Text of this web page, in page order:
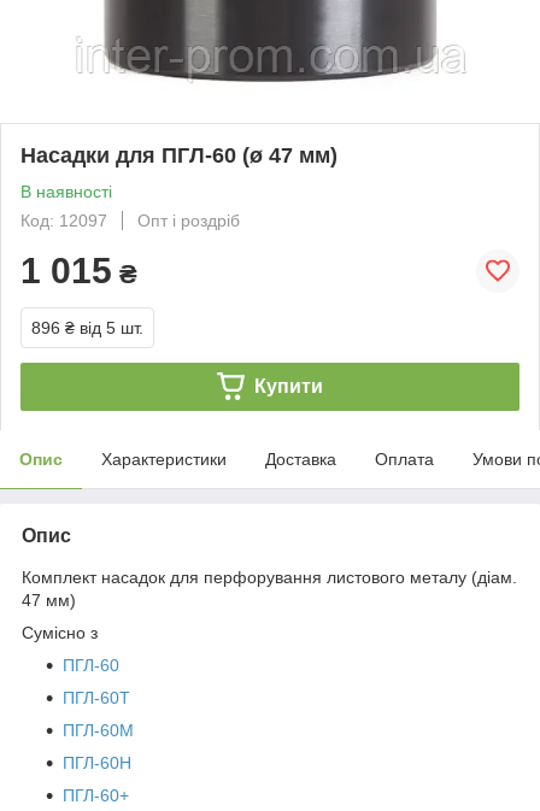
Насадки для ПГЛ-60 (ø 47 мм)
В наявності
Код: 12097
Опт і роздріб
1 015 ₴
896 ₴ від 5 шт.
Купити
Опис Характеристики Доставка Оплата Умови
Опис
Комплект насадок для перфорування листового металу (діам.
47 мм)
Сумісно з
ПГЛ-60
ПГЛ-60Т
ПГЛ-60М
ПГЛ-60Н
ПГЛ-60+